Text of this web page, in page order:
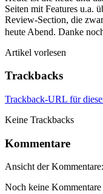
Seiten mit Features u.a.
Review-Section, die
heute Abend. Danke
Artikel vorlesen
Trackbacks
Trackback-URL für
Keine Trackbacks
Kommentare
Ansicht der Kommentare:
Noch keine Kommentare